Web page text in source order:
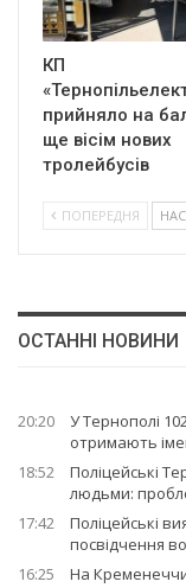
КП
прийняло на
ще вісім нових
тролейбусів
ПОПЕРЕДНЯ
ОСТАННІ НОВИНИ
20:20
У Тернополі
отримають
18:52
Поліцейські
людьми:
17:42
Поліцейські
посвідчення
16:25
На